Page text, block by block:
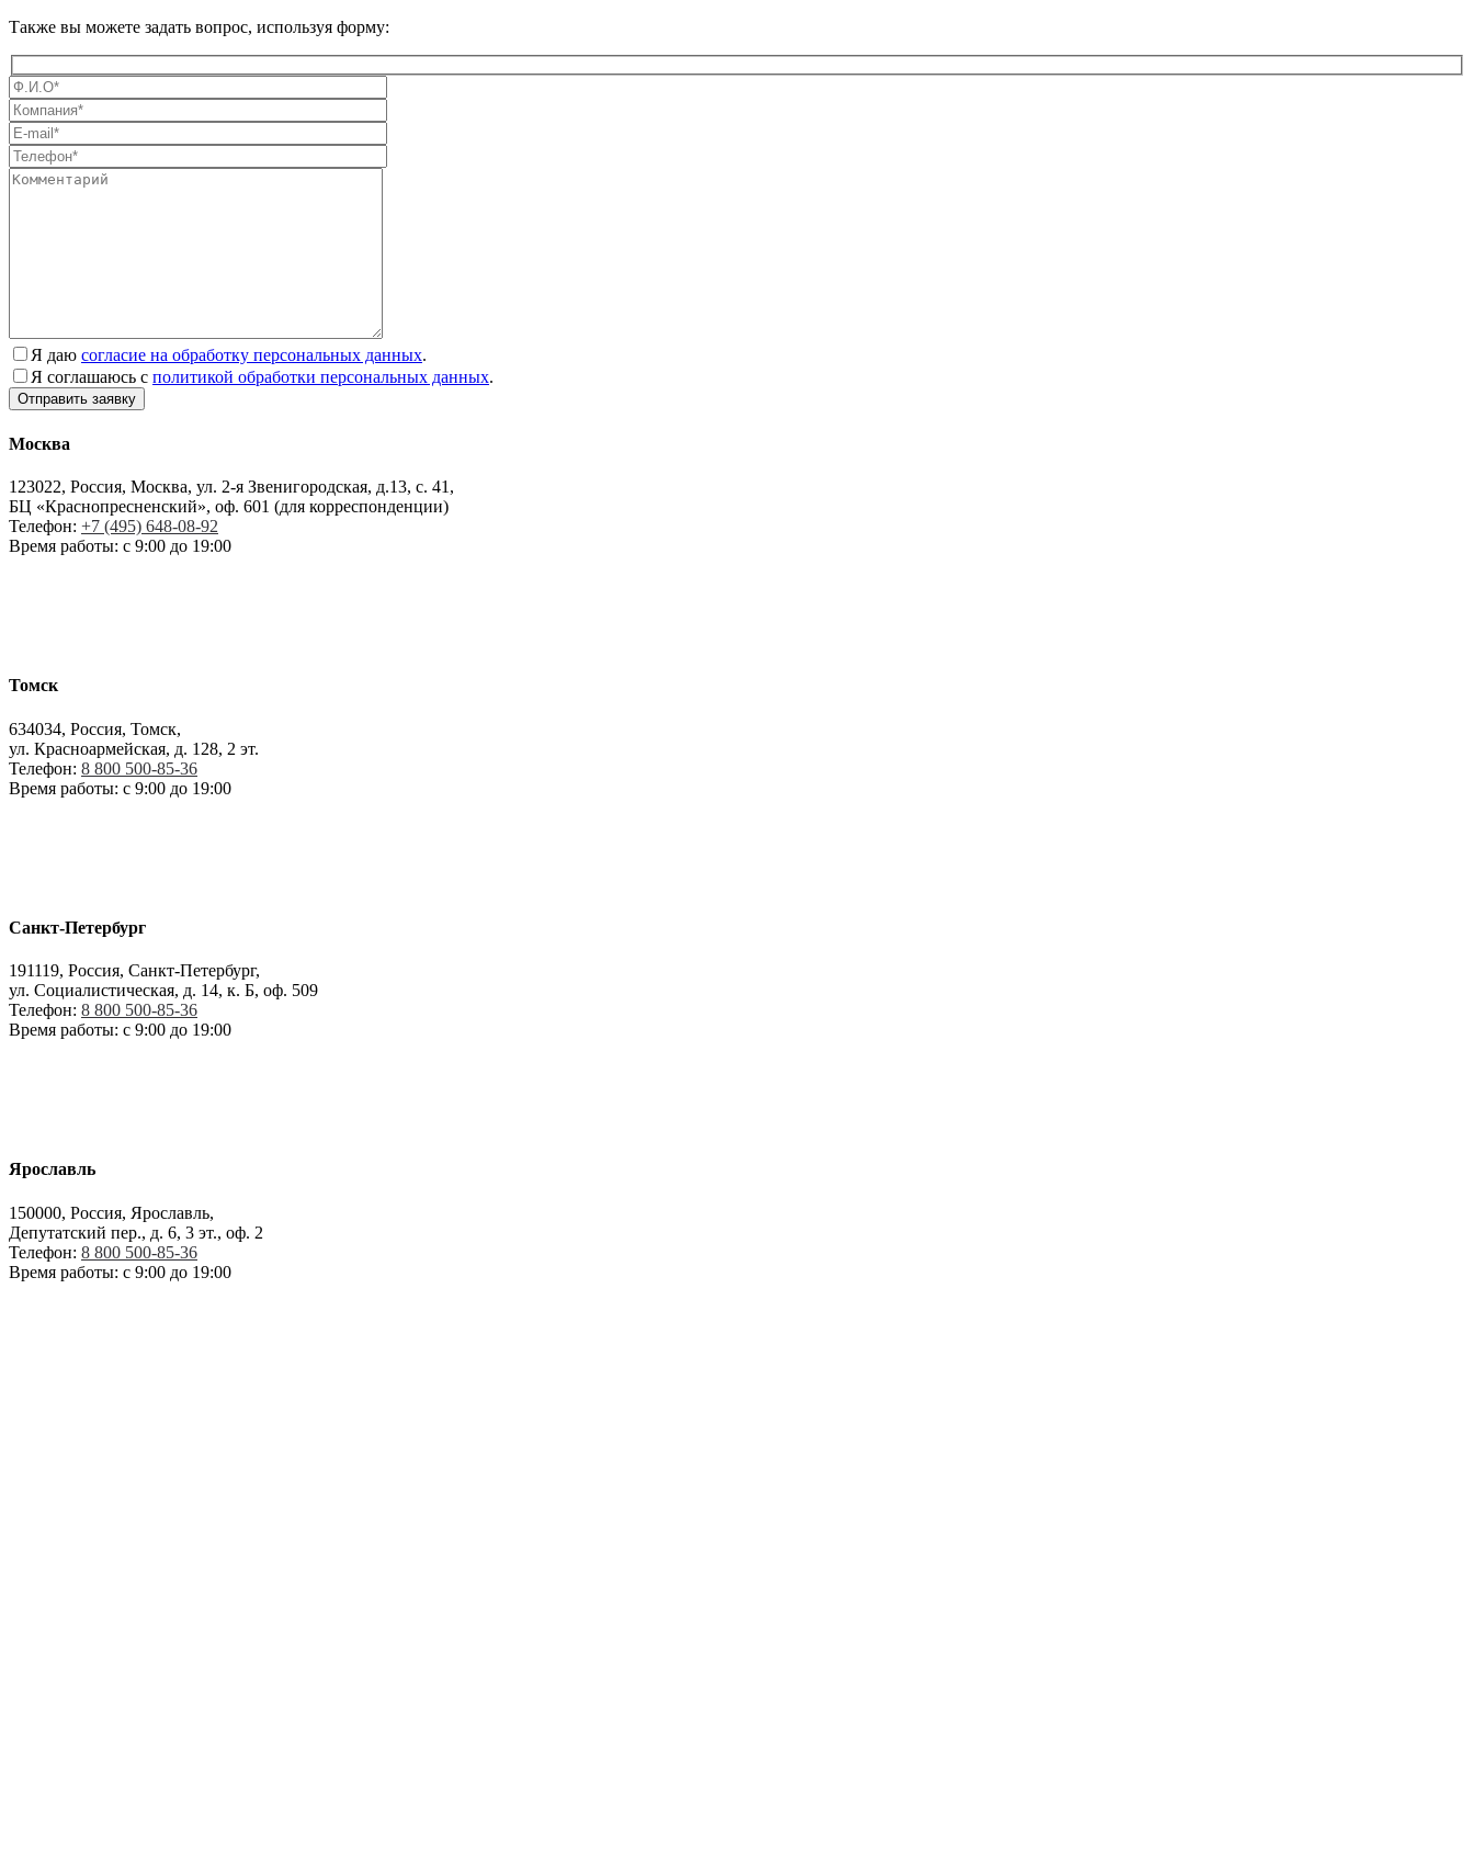
Также вы можете задать вопрос, используя форму:
Я даю согласие на обработку персональных данных.
Я соглашаюсь с политикой обработки персональных данных.
Москва
123022, Россия, Москва, ул. 2-я Звенигородская, д.13, с. 41,
БЦ «Краснопресненский», оф. 601 (для корреспонденции)
Телефон: +7 (495) 648-08-92
Время работы: с 9:00 до 19:00
Томск
634034, Россия, Томск,
ул. Красноармейская, д. 128, 2 эт.
Телефон: 8 800 500-85-36
Время работы: с 9:00 до 19:00
Санкт-Петербург
191119, Россия, Санкт-Петербург,
ул. Социалистическая, д. 14, к. Б, оф. 509
Телефон: 8 800 500-85-36
Время работы: с 9:00 до 19:00
Ярославль
150000, Россия, Ярославль,
Депутатский пер., д. 6, 3 эт., оф. 2
Телефон: 8 800 500-85-36
Время работы: с 9:00 до 19:00